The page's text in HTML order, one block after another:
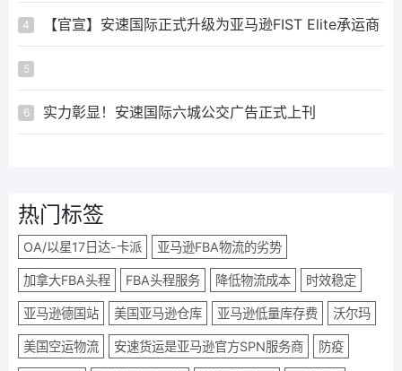
4 【官宣】安速国际正式升级为亚马逊FIST Elite承运商
5
6 实力彰显！安速国际六城公交广告正式上刊
热门标签
OA/以星17日达-卡派 亚马逊FBA物流的劣势
加拿大FBA头程 FBA头程服务 降低物流成本 时效稳定
亚马逊德国站 美国亚马逊仓库 亚马逊低量库存费 沃尔玛
美国空运物流 安速货运是亚马逊官方SPN服务商 防疫